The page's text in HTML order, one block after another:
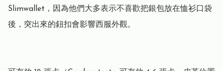
Slimwallet，因為他們大多表示不喜歡把銀包放在恤衫口袋
後，突出來的鈕扣會影響西服外觀。